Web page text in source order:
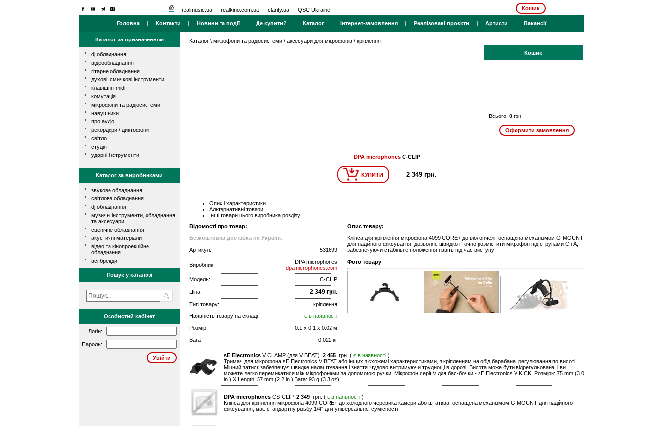
realmusic.ua realkino.com.ua clarity.ua QSC Ukraine Кошик
Головна | Контакти | Новини та події| Де купити? | Каталог | Інтернет-замовлення | Реалізовані проєкти | Артисти | Вакансії
Каталог за призначенням
dj обладнання
відеообладнання
гітарне обладнання
духові, смичкові інструменти
клавішні і midi
комутація
мікрофони та радіосистеми
навушники
про аудіо
рекордери / диктофони
світло
студія
ударні інструменти
Каталог за виробниками
звукове обладнання
світлове обладнання
dj обладнання
музичні інструменти, обладнання
та аксесуари
сценічне обладнання
акустичні матеріали
відео та кінопроекційне
обладнання
всі бренди
Пошук у каталозі
Особистий кабінет
Логін:
Пароль:
Каталог \ мікрофони та радіосистеми \ аксесуари для мікрофонів \ кріплення
Кошик
Всього: 0 грн.
DPA microphonesC-CLIP
КУПИТИ 2 349 грн.
Опис і характеристики
Альтернативні товари
Інші товари цього виробника розділу
Відомості про товар:
Безкоштовна доставка по Україні.
Артикул:
531699
Виробник:
DPA microphones
dpamicrophones.com
Модель:
C-CLIP
Ціна: 2 349 грн.
Тип товару:
кріплення
Наявність товару на складі:
є в наявності
Розмір
0.1 x 0.1 x 0.02 м
Вага
0.022 кг
Опис товару:
Кліпса для кріплення мікрофона 4099 CORE+ до віолончелі, оснащена механізмом G-MOUNT
для надійного фіксування, дозволяє швидко і точно розмістити мікрофон під струнами C і A,
забезпечуючи стабільне положення навіть під час виступу
Фото товару
sE Electronics V CLAMP (для V BEAT) 2 455 грн. ( є в наявності )
Тримач для мікрофона sE Electronics V BEAT або інших з схожемі характеристиками, з кріпленням на обід барабана, регулювання по висоті.
Міцний затиск забезпечує швидке налаштування і зняття, чудово витримуючи труднощі в дорозі. Висота може бути відрегульована, і ви
можете легко перемикатися між мікрофонами за допомогою ручки. Мікрофон серії V для бас-бочки - sE Electronics V KICK. Розміри: 75 mm (3.0
in.) X Length: 57 mm (2.2 in.) Вага: 93 g (3.3 oz)
DPA microphones CS-CLIP 2 349 грн. ( є в наявності )
Кліпса для кріплення мікрофона 4099 CORE+ до холодного черевика камери або штатива, оснащена механізмом G-MOUNT для надійного
фіксування, має стандартну різьбу 1/4" для універсальної сумісності